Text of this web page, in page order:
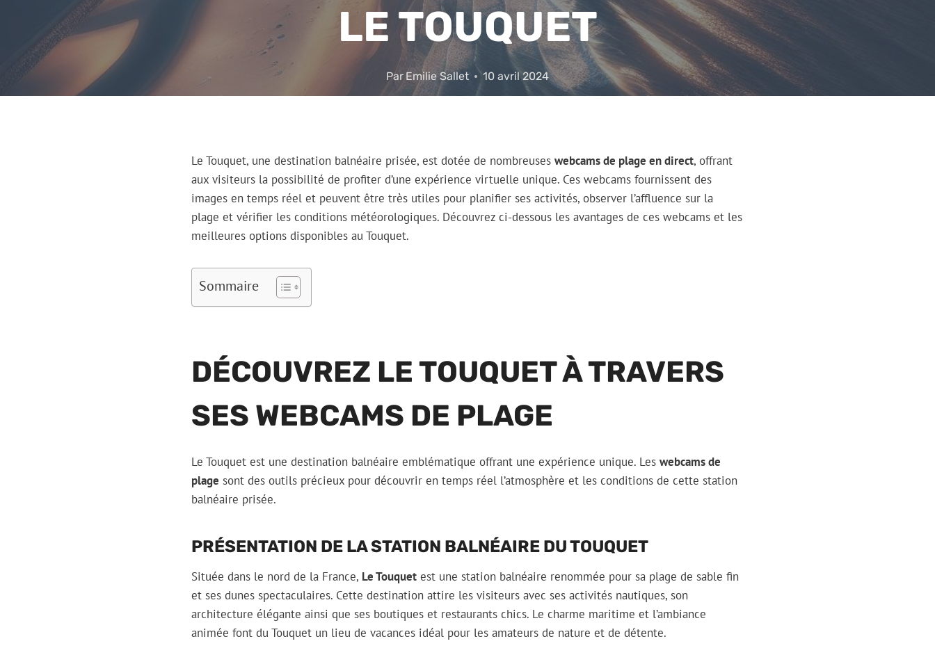
LE TOUQUET
ParEmilie Sallet 10 avril 2024
Le Touquet, une destination balnéaire prisée, est dotée de nombreuses webcams de plage en direct, offrant
aux visiteurs la possibilité de profiter d’une expérience virtuelle unique. Ces webcams fournissent des
images en temps réel et peuvent être très utiles pour planifier ses activités, observer l’affluence sur la
plage et vérifier les conditions météorologiques. Découvrez ci-dessous les avantages de ces webcams et les
meilleures options disponibles au Touquet.
Sommaire
DÉCOUVREZ LE TOUQUET À TRAVERS
SES WEBCAMS DE PLAGE
Le Touquet est une destination balnéaire emblématique offrant une expérience unique. Les webcams de
plage sont des outils précieux pour découvrir en temps réel l’atmosphère et les conditions de cette station
balnéaire prisée.
PRÉSENTATION DE LA STATION BALNÉAIRE DU TOUQUET
Située dans le nord de la France, Le Touquet est une station balnéaire renommée pour sa plage de sable fin
et ses dunes spectaculaires. Cette destination attire les visiteurs avec ses activités nautiques, son
architecture élégante ainsi que ses boutiques et restaurants chics. Le charme maritime et l’ambiance
animée font du Touquet un lieu de vacances idéal pour les amateurs de nature et de détente.